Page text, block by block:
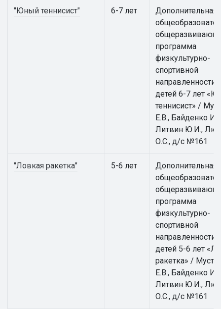
"Юный теннисист" 6-7 лет
Дополнительная
программа
физкультурно-
спортивной
направленности
детей 6-7 лет
теннисист» /
Е.В., Байденко
Литвин Ю.И.,
О.С., д/с №161
"Ловкая ракетка" 5-6 лет
Дополнительная
программа
физкультурно-
спортивной
направленности
детей 5-6 лет
ракетка» /
Е.В., Байденко
Литвин Ю.И.,
О.С., д/с №161